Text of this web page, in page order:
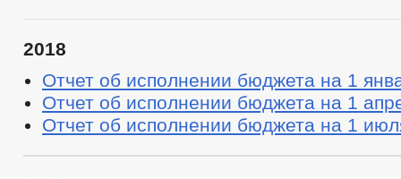
2018
Отчет об исполнении бюджета на 1
Отчет об исполнении бюджета на 1
Отчет об исполнении бюджета на 1